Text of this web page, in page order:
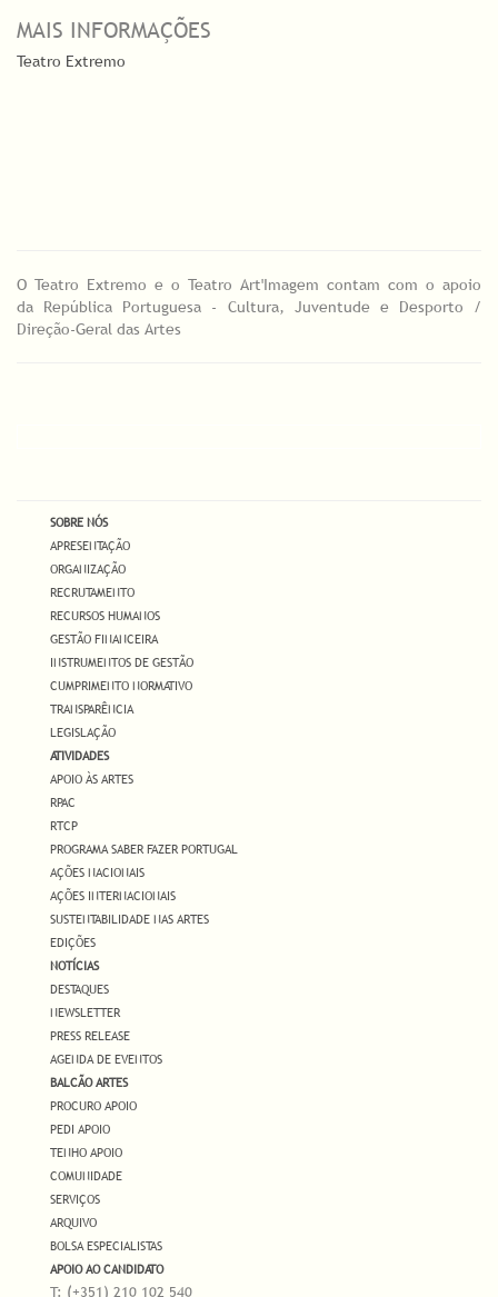
MAIS INFORMAÇÕES
Teatro Extremo
O Teatro Extremo e o Teatro Art'Imagem contam com o apoio
da República Portuguesa - Cultura, Juventude e Desporto /
Direção-Geral das Artes
SOBRE NÓS
APRESENTAÇÃO
ORGANIZAÇÃO
RECRUTAMENTO
RECURSOS HUMANOS
GESTÃO FINANCEIRA
INSTRUMENTOS DE GESTÃO
CUMPRIMENTO NORMATIVO
TRANSPARÊNCIA
LEGISLAÇÃO
ATIVIDADES
APOIO ÀS ARTES
RPAC
RTCP
PROGRAMA SABER FAZER PORTUGAL
AÇÕES NACIONAIS
AÇÕES INTERNACIONAIS
SUSTENTABILIDADE NAS ARTES
EDIÇÕES
NOTÍCIAS
DESTAQUES
NEWSLETTER
PRESS RELEASE
AGENDA DE EVENTOS
BALCÃO ARTES
PROCURO APOIO
PEDI APOIO
TENHO APOIO
COMUNIDADE
SERVIÇOS
ARQUIVO
BOLSA ESPECIALISTAS
APOIO AO CANDIDATO
T: (+351) 210 102 540